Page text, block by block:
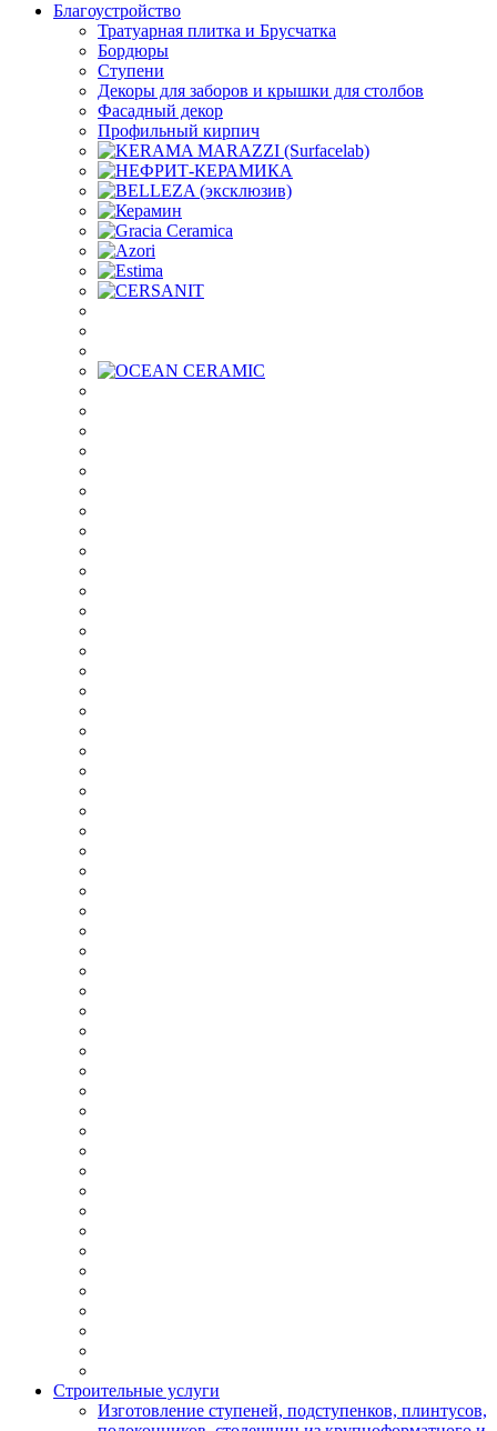
Благоустройство
Тратуарная плитка и Брусчатка
Бордюры
Ступени
Декоры для заборов и крышки для столбов
Фасадный декор
Профильный кирпич
Строительные услуги
Изготовление ступеней, подступенков, плинтусов,